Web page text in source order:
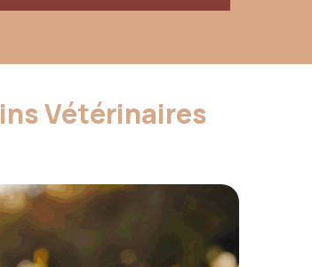
Vétérinaires